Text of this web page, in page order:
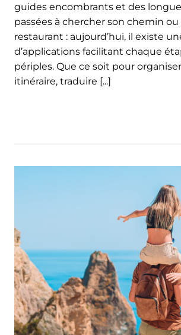
guides encombrants et des
passées à chercher son chemin
restaurant : aujourd’hui, il existe
d’applications facilitant chaque
périples. Que ce soit pour
itinéraire, traduire [...]